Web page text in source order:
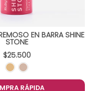
EN BARRA SHINE
STONE
$25.500
RÁPIDA